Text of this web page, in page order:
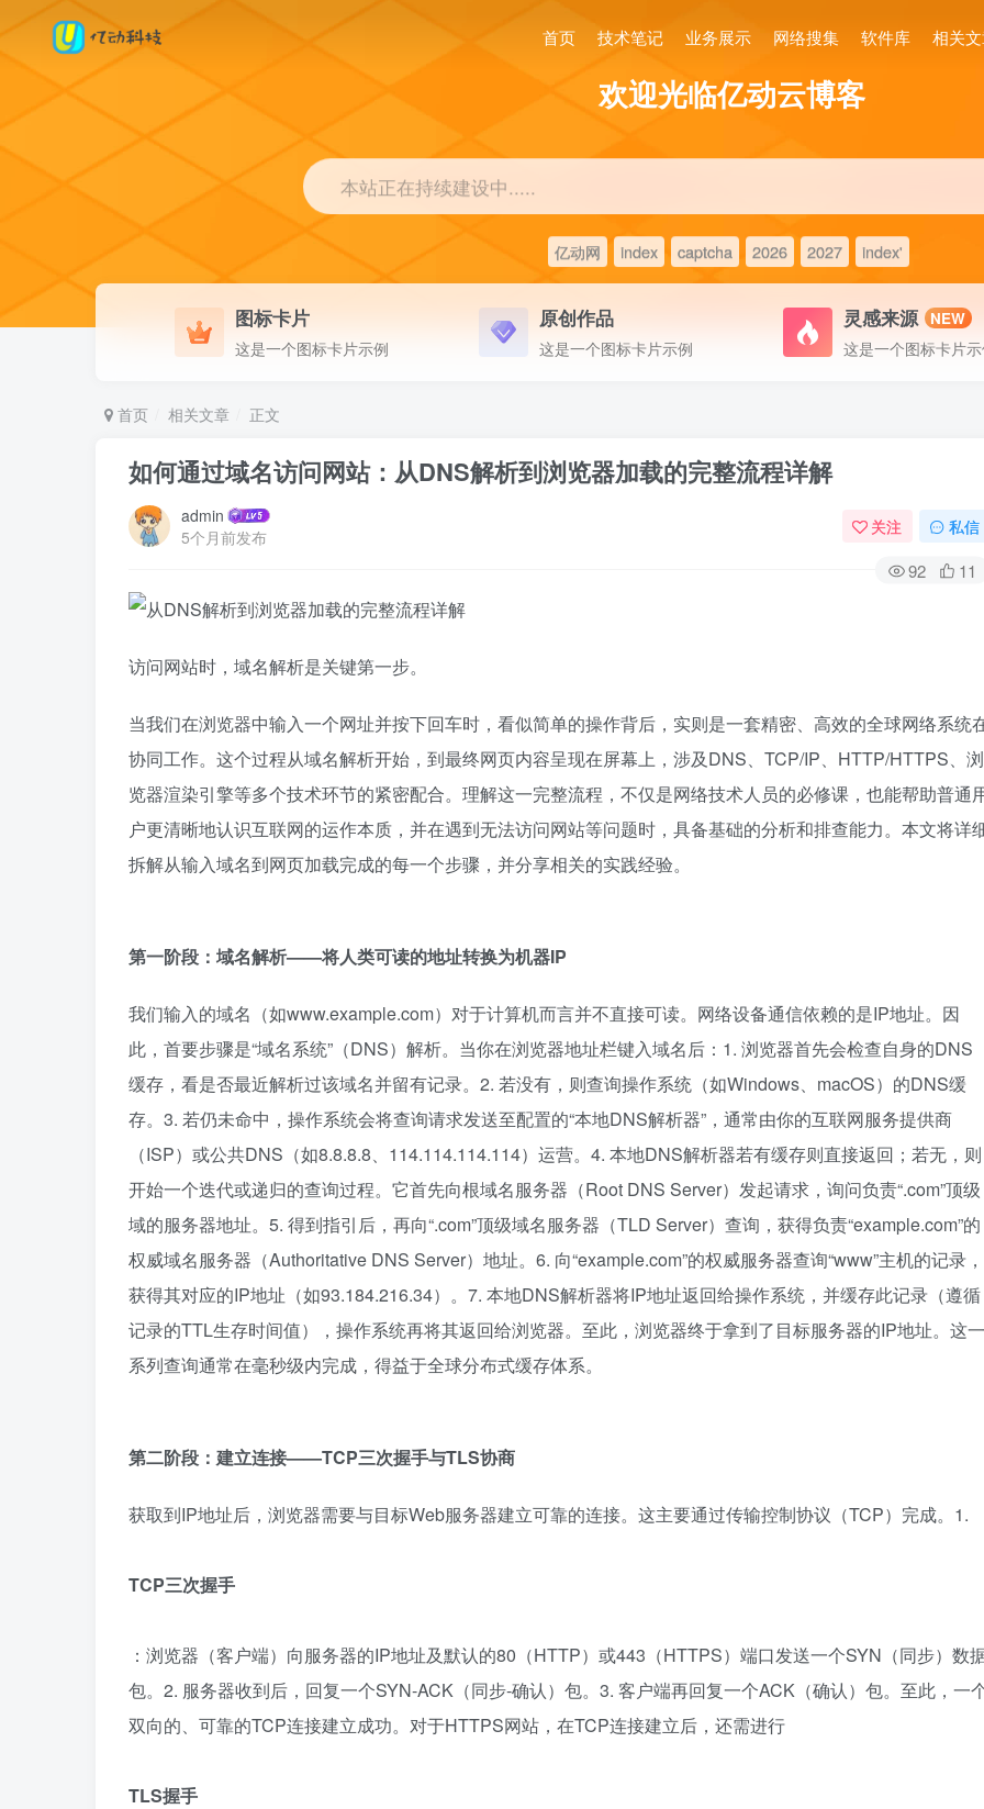
首页 技术笔记 业务展示 网络搜集 软件库 相关
欢迎光临亿动云博客
本站正在持续建设中.....
亿动网 index captcha 2026 2027 index'
图标卡片
这是一个图标卡片示例
原创作品
这是一个图标卡片示例
灵感来源 NEW
这是一个图标卡片
首页 相关文章 正文
如何通过域名访问网站：从DNS解析到浏览器加载的完整流程详解
admin
5个月前发布
关注 私信
92 11
访问网站时，域名解析是关键第一步。
当我们在浏览器中输入一个网址并按下回车时，看似简单的操作背后，实则是一套精密、高效的全球网络系统
协同工作。这个过程从域名解析开始，到最终网页内容呈现在屏幕上，涉及DNS、TCP/IP、HTTP/HTTPS、浏
览器渲染引擎等多个技术环节的紧密配合。理解这一完整流程，不仅是网络技术人员的必修课，也能帮助普通
户更清晰地认识互联网的运作本质，并在遇到无法访问网站等问题时，具备基础的分析和排查能力。本文将详
拆解从输入域名到网页加载完成的每一个步骤，并分享相关的实践经验。
第一阶段：域名解析——将人类可读的地址转换为机器IP
我们输入的域名（如www.example.com）对于计算机而言并不直接可读。网络设备通信依赖的是IP地址。因
此，首要步骤是“域名系统”（DNS）解析。当你在浏览器地址栏键入域名后：1. 浏览器首先会检查自身的DNS
缓存，看是否最近解析过该域名并留有记录。2. 若没有，则查询操作系统（如Windows、macOS）的DNS缓
存。3. 若仍未命中，操作系统会将查询请求发送至配置的“本地DNS解析器”，通常由你的互联网服务提供商
（ISP）或公共DNS（如8.8.8.8、114.114.114.114）运营。4. 本地DNS解析器若有缓存则直接返回；若无，则
开始一个迭代或递归的查询过程。它首先向根域名服务器（Root DNS Server）发起请求，询问负责“.com”顶级
域的服务器地址。5. 得到指引后，再向“.com”顶级域名服务器（TLD Server）查询，获得负责“example.com”的
权威域名服务器（Authoritative DNS Server）地址。6. 向“example.com”的权威服务器查询“www”主机的记录，
获得其对应的IP地址（如93.184.216.34）。7. 本地DNS解析器将IP地址返回给操作系统，并缓存此记录（遵循
记录的TTL生存时间值），操作系统再将其返回给浏览器。至此，浏览器终于拿到了目标服务器的IP地址。这一
系列查询通常在毫秒级内完成，得益于全球分布式缓存体系。
第二阶段：建立连接——TCP三次握手与TLS协商
获取到IP地址后，浏览器需要与目标Web服务器建立可靠的连接。这主要通过传输控制协议（TCP）完成。1.
TCP三次握手
：浏览器（客户端）向服务器的IP地址及默认的80（HTTP）或443（HTTPS）端口发送一个SYN（同步）数
包。2. 服务器收到后，回复一个SYN-ACK（同步-确认）包。3. 客户端再回复一个ACK（确认）包。至此，一
双向的、可靠的TCP连接建立成功。对于HTTPS网站，在TCP连接建立后，还需进行
TLS握手